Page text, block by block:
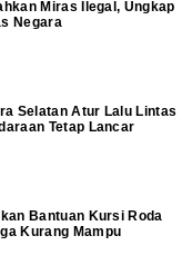
Miras Ilegal, Ungkap
Negara
Selatan Atur Lalu Lintas
Tetap Lancar
Bantuan Kursi Roda
Kurang Mampu